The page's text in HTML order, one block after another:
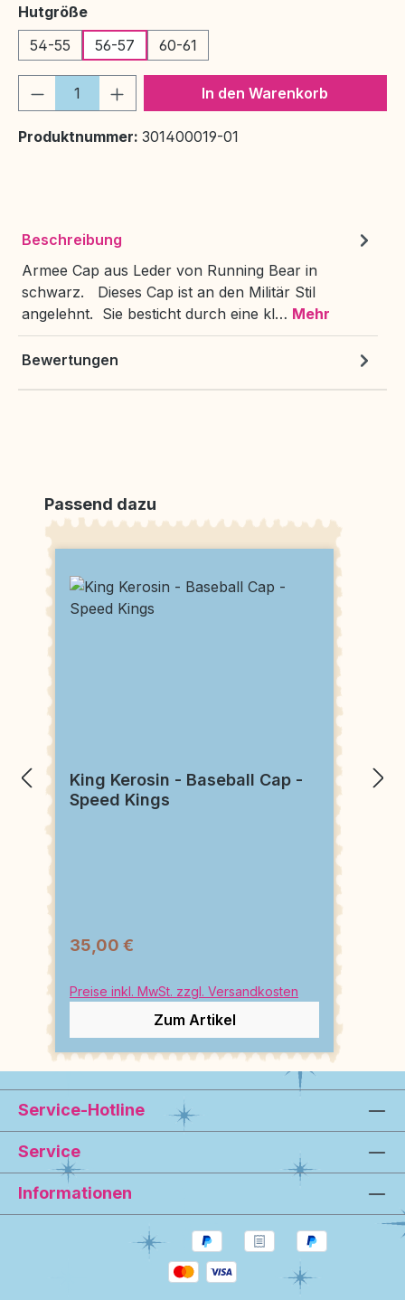
Hutgrößeauswählen
54-55
56-57 60-61
Produkt Anzahl: Gib denIn den Warenkorb
Produktnummer: 301400019-01
Beschreibung
Armee Cap aus Leder von Running Bear in
schwarz. Dieses Cap ist an den Militär Stil
angelehnt. Sie besticht durch eine kl… Mehr
Bewertungen
Produktgalerie überspringen
Passend dazu
King Kerosin - Baseball Cap -
Speed Kings
35,00 €
Preise inkl. MwSt. zzgl. Versandkosten
Zum Artikel
Service-Hotline
Service
Informationen